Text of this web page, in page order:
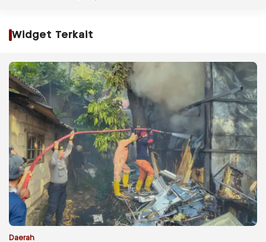
Widget Terkait
Daerah